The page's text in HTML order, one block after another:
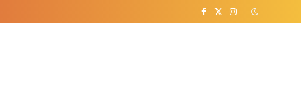
Facebook
X
Instagram